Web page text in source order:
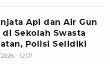
Api dan Air Gun
Sekolah Swasta
Polisi Selidiki
- 12:07